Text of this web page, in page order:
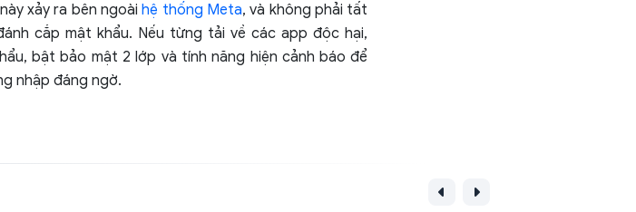
xảy ra bên ngoàihệ thống Meta, và không phải tất
cắp mật khẩu. Nếu từng tải về các app độc hại,
bật bảo mật 2 lớp và tính năng hiện cảnh báo để
nhập đáng ngờ.